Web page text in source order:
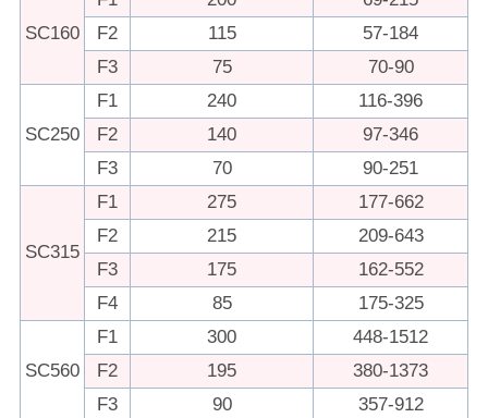
SC160
F2
115
57-184
F3
75 70-90
SC250
F1 240
116-396
F2
140
97-346
F3
70 90-251
SC315
F1 275
177-662
F2
215
209-643
F3
175
162-552
F4
85 175-325
SC560
F1 300
448-1512
F2
195
380-1373
F3
90 357-912